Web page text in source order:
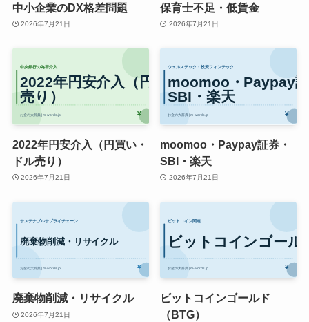
中小企業のDX格差問題
2026年7月21日
保育士不足・低賃金
2026年7月21日
2022年円安介入（円買い・
ドル売り）
2026年7月21日
moomoo・Paypay証券・
SBI・楽天
2026年7月21日
廃棄物削減・リサイクル
2026年7月21日
ビットコインゴールド
（BTG）